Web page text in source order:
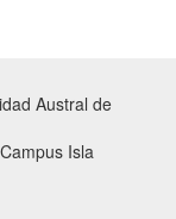
Austral de
Isla